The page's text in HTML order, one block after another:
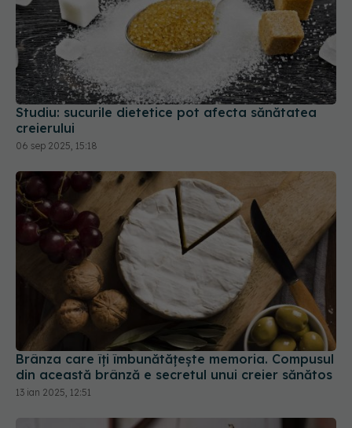
Studiu: sucurile dietetice pot afecta sănătatea
creierului
06 sep 2025, 15:18
Brânza care îți îmbunătățește memoria. Compusul
din această brânză e secretul unui creier sănătos
13 ian 2025, 12:51